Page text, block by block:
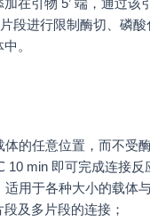
加在引物 5’ 端，通过该
段进行限制酶切、磷
。
体的任意位置，而不受
10 min 即可完成连接反
适用于各种大小的载体
及多片段的连接；